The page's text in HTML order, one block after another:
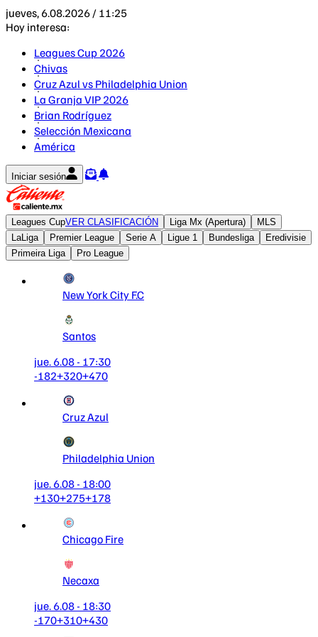
jueves, 6.08.2026 / 11:25
Hoy interesa:
Leagues Cup 2026
Chivas
Cruz Azul vs Philadelphia Union
La Granja VIP 2026
Brian Rodríguez
Selección Mexicana
América
Iniciar sesión
Leagues CupVER CLASIFICACIÓN Liga Mx (Apertura)
MLS
LaLiga
Premier League Serie A Ligue 1 Bundesliga
Eredivisie
Primeira Liga
Pro League
New York City F.C
Santos
jue. 6.08 - 17:30
-182+320+470
Cruz Azul
Philadelphia Union
jue. 6.08 - 18:00
+130+275+178
Chicago Fire
Necaxa
jue. 6.08 - 18:30
-170+310+430